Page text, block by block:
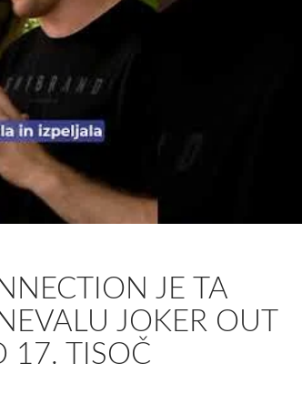
JE TA
JOKER OUT
17. TISOČ